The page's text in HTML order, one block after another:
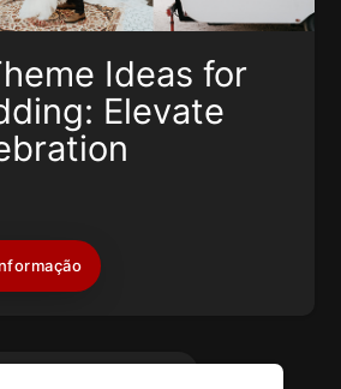
Ideas for
Elevate
Carregue Mais